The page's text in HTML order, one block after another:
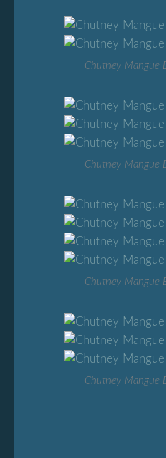
Chutney Mangue
Chutney Mangue
Chutney Mangue
Chutney Mangue